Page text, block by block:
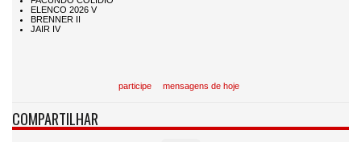
participe mensagens de hoje
COMPARTILHAR